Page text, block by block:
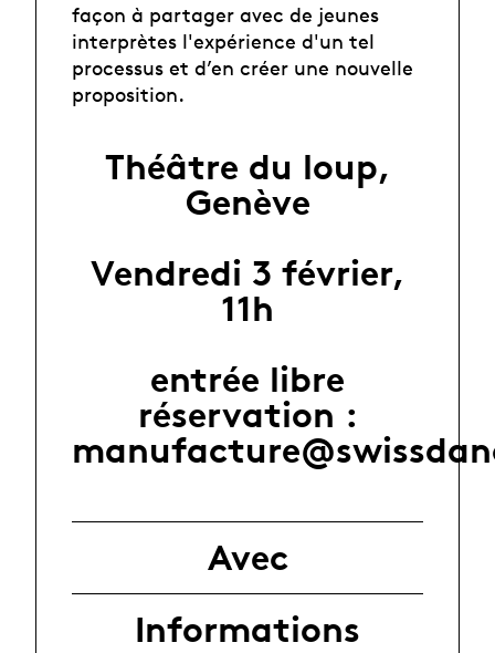
façon à partager avec de jeunes
interprètes l'expérience d'un tel
processus et d’en créer une nouvelle
proposition.
Théâtre du loup,
Genève
Vendredi 3 février,
11h
entrée libre
réservation :
Avec
Informations